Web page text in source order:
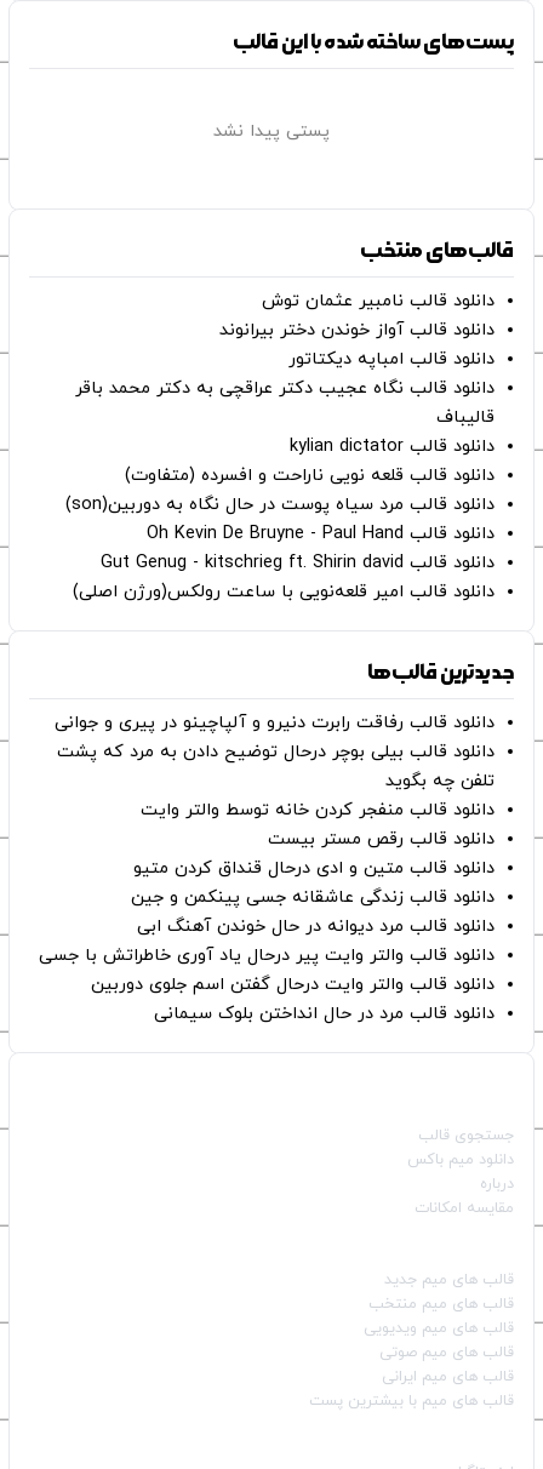
پست‌های ساخته شده با این قالب
پستی پیدا نشد
قالب‌های منتخب
دانلود قالب نامبیر عثمان ‌توش
دانلود قالب آواز خوندن دختر بیرانوند
دانلود قالب امباپه دیکتاتور
دانلود قالب نگاه عجیب دکتر عراقچی به دکتر محمد باقر
قالیباف
دانلود قالب kylian dictator
دانلود قالب قلعه نویی ناراحت و افسرده (متفاوت)
دانلود قالب مرد سیاه پوست در حال نگاه به دوربین(son)
دانلود قالب Oh Kevin De Bruyne - Paul Hand
دانلود قالب Gut Genug - kitschrieg ft. Shirin david
دانلود قالب امیر قلعه‌نویی با ساعت رولکس(ورژن اصلی)
جدیدترین قالب‌ها
دانلود قالب رفاقت رابرت دنیرو و آلپاچینو در پیری و جوانی
دانلود قالب بیلی بوچر درحال توضیح دادن به مرد که پشت
تلفن چه بگوید
دانلود قالب منفجر کردن خانه توسط والتر وایت
دانلود قالب رقص مستر بیست
دانلود قالب متین و ادی درحال قنداق کردن متیو
دانلود قالب زندگی عاشقانه جسی پینکمن و جین
دانلود قالب مرد دیوانه در حال خوندن آهنگ ابی
دانلود قالب والتر وایت پیر درحال یاد آوری خاطراتش با جسی
دانلود قالب والتر وایت درحال گفتن اسم جلوی دوربین
دانلود قالب مرد در حال انداختن بلوک سیمانی
جستجوی قالب
دانلود میم باکس
درباره
مقایسه امکانات
قالب‌ های میم جدید
قالب‌ های میم منتخب
قالب‌ های میم ویدیویی
قالب‌ های میم صوتی
قالب‌ های میم ایرانی
قالب‌ های میم با بیشترین پست